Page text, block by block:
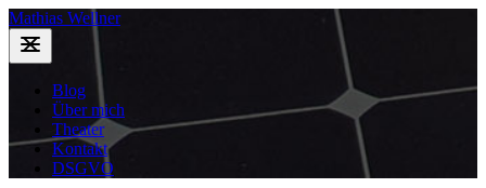
Mathias Wellner
Blog
Über mich
Theater
Kontakt
DSGVO